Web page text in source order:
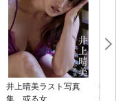
井上晴美ラスト写真
集 或る女
井
集